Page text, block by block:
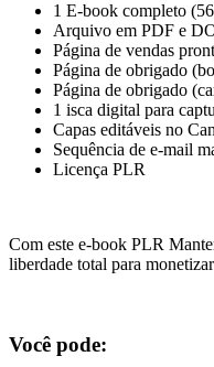
1 E-book completo
Arquivo em PDF e
Página de vendas
Página de obrigado
Página de obrigado
1 isca digital para
Capas editáveis no
Sequência de e-mail
Licença PLR
Com este e-book PLR
liberdade total para
Você pode: